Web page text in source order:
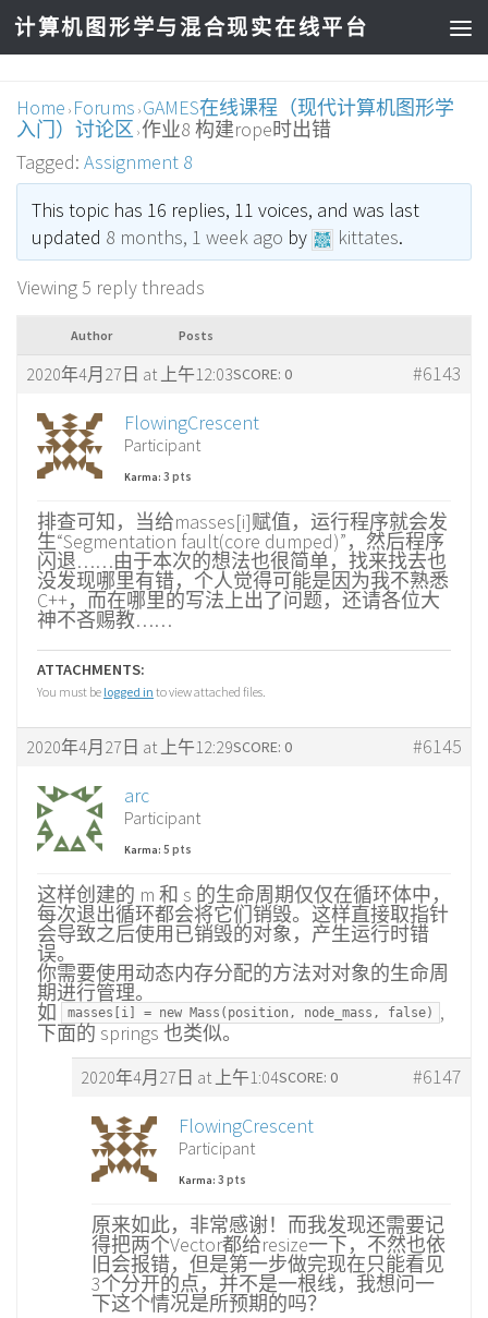
计算机图形学与混合现实在线平台
Home › Forums › GAMES在线课程（现代计算机图形学
入门）讨论区 › 作业8 构建rope时出错
Tagged: Assignment 8
This topic has 16 replies, 11 voices, and was last
updated 8 months, 1 week ago by kittates.
Viewing 5 reply threads
Author Posts
2020年4月27日 at 上午12:03 #6143
SCORE: 0
FlowingCrescent
Participant
Karma: 3 pts
排查可知，当给masses[i]赋值，运行程序就会发
生“Segmentation fault(core dumped)”，然后程序
闪退……由于本次的想法也很简单，找来找去也
没发现哪里有错，个人觉得可能是因为我不熟悉
C++，而在哪里的写法上出了问题，还请各位大
神不吝赐教……
ATTACHMENTS:
You must be logged in to view attached files.
2020年4月27日 at 上午12:29 #6145
SCORE: 0
arc
Participant
Karma: 5 pts
这样创建的 m 和 s 的生命周期仅仅在循环体中，
每次退出循环都会将它们销毁。这样直接取指针
会导致之后使用已销毁的对象，产生运行时错
误。
你需要使用动态内存分配的方法对对象的生命周
期进行管理。
如 masses[i] = new Mass(position, node_mass, false)
,
下面的 springs 也类似。
2020年4月27日 at 上午1:04 #6147
SCORE: 0
FlowingCrescent
Participant
Karma: 3 pts
原来如此，非常感谢！而我发现还需要记
得把两个Vector都给resize一下，不然也依
旧会报错，但是第一步做完现在只能看见
3个分开的点，并不是一根线，我想问一
下这个情况是所预期的吗？